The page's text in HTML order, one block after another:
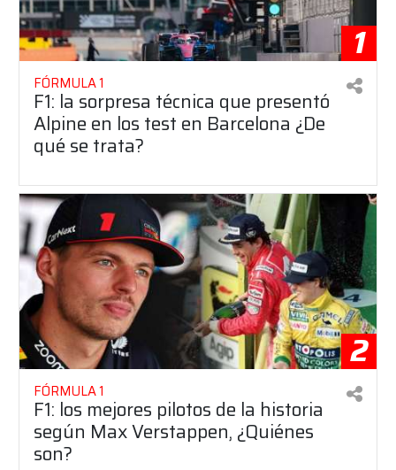
1
FÓRMULA 1
F1: la sorpresa técnica que presentó
Alpine en los test en Barcelona ¿De
qué se trata?
2
FÓRMULA 1
F1: los mejores pilotos de la historia
según Max Verstappen, ¿Quiénes
son?